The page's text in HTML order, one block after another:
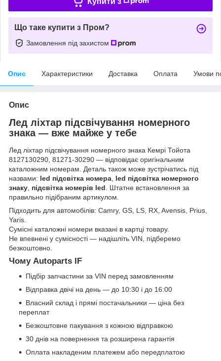
Що таке купити з Пром?
Замовлення під захистом
Опис Характеристики Доставка Оплата Умови
Опис
Лед ліхтар підсвічування номерного
знака — вже майже у тебе
Лед ліхтар підсвічування номерного знака Кемрі Тойота
8127130290, 81271-30290 — відповідає оригінальним
каталожним номерам. Деталь також може зустрічатись під
назвами: led підсвітка номера, led підсвітка номерного
знаку, підсвітка номерів led. Штатне встановлення за
правильно підібраним артикулом.
Підходить для автомобілів: Camry, GS, LS, RX, Avensis, Prius,
Yaris.
Сумісні каталожні номери вказані в картці товару.
Не впевнені у сумісності — надішліть VIN, підберемо
безкоштовно.
Чому Autoparts IF
Підбір запчастини за VIN перед замовленням
Відправка двічі на день — до 10:30 і до 16:00
Власний склад і прямі постачальники — ціна без
переплат
Безкоштовне пакування з кожною відправкою
30 днів на повернення та розширена гарантія
Оплата накладеним платежем або передплатою